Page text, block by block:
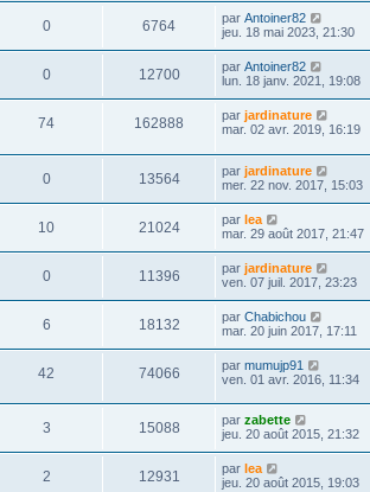
0 6764 par Antoiner82
jeu. 18 mai 2023, 21:30
0 12700 par Antoiner82
lun. 18 janv. 2021, 19:08
74 162888 par jardinature
mar. 02 avr. 2019, 16:19
0 13564 par jardinature
mer. 22 nov. 2017, 15:03
10 21024 par lea
mar. 29 août 2017, 21:47
0 11396 par jardinature
ven. 07 juil. 2017, 23:23
6 18132 par Chabichou
mar. 20 juin 2017, 17:11
42 74066 par mumujp91
ven. 01 avr. 2016, 11:34
3 15088 par zabette
jeu. 20 août 2015, 21:32
2 12931 par lea
jeu. 20 août 2015, 19:03